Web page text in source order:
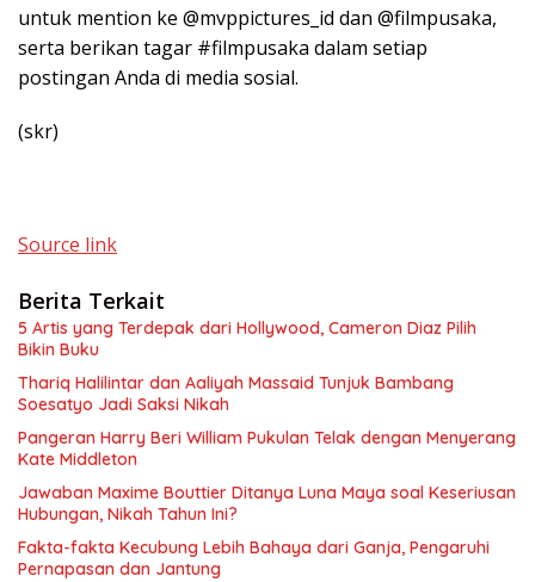
untuk mention ke @mvppictures_id dan @filmpusaka,
serta berikan tagar #filmpusaka dalam setiap
postingan Anda di media sosial.
(skr)
Source link
Berita Terkait
5 Artis yang Terdepak dari Hollywood, Cameron Diaz Pilih
Bikin Buku
Thariq Halilintar dan Aaliyah Massaid Tunjuk Bambang
Soesatyo Jadi Saksi Nikah
Pangeran Harry Beri William Pukulan Telak dengan Menyerang
Kate Middleton
Jawaban Maxime Bouttier Ditanya Luna Maya soal Keseriusan
Hubungan, Nikah Tahun Ini?
Fakta-fakta Kecubung Lebih Bahaya dari Ganja, Pengaruhi
Pernapasan dan Jantung